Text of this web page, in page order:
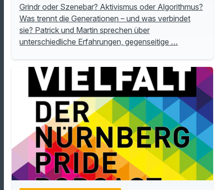
Grindr oder Szenebar? Aktivismus oder Algorithmus?
Was trennt die Generationen – und was verbindet
sie? Patrick und Martin sprechen über
unterschiedliche Erfahrungen, gegenseitige …